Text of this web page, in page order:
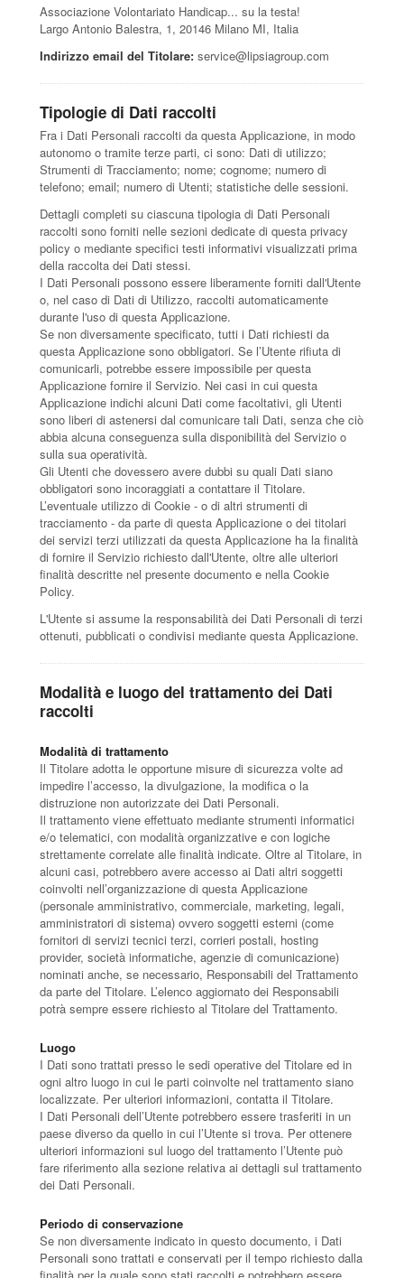
Associazione Volontariato Handicap... su la testa!
Largo Antonio Balestra, 1, 20146 Milano MI, Italia
Indirizzo email del Titolare: service@lipsiagroup.com
Tipologie di Dati raccolti
Fra i Dati Personali raccolti da questa Applicazione, in modo
autonomo o tramite terze parti, ci sono: Dati di utilizzo;
Strumenti di Tracciamento; nome; cognome; numero di
telefono; email; numero di Utenti; statistiche delle sessioni.
Dettagli completi su ciascuna tipologia di Dati Personali
raccolti sono forniti nelle sezioni dedicate di questa privacy
policy o mediante specifici testi informativi visualizzati prima
della raccolta dei Dati stessi.
I Dati Personali possono essere liberamente forniti dall'Utente
o, nel caso di Dati di Utilizzo, raccolti automaticamente
durante l'uso di questa Applicazione.
Se non diversamente specificato, tutti i Dati richiesti da
questa Applicazione sono obbligatori. Se l’Utente rifiuta di
comunicarli, potrebbe essere impossibile per questa
Applicazione fornire il Servizio. Nei casi in cui questa
Applicazione indichi alcuni Dati come facoltativi, gli Utenti
sono liberi di astenersi dal comunicare tali Dati, senza che ciò
abbia alcuna conseguenza sulla disponibilità del Servizio o
sulla sua operatività.
Gli Utenti che dovessero avere dubbi su quali Dati siano
obbligatori sono incoraggiati a contattare il Titolare.
L’eventuale utilizzo di Cookie - o di altri strumenti di
tracciamento - da parte di questa Applicazione o dei titolari
dei servizi terzi utilizzati da questa Applicazione ha la finalità
di fornire il Servizio richiesto dall'Utente, oltre alle ulteriori
finalità descritte nel presente documento e nella Cookie
Policy.
L'Utente si assume la responsabilità dei Dati Personali di terzi
ottenuti, pubblicati o condivisi mediante questa Applicazione.
Modalità e luogo del trattamento dei Dati
raccolti
Modalità di trattamento
Il Titolare adotta le opportune misure di sicurezza volte ad
impedire l’accesso, la divulgazione, la modifica o la
distruzione non autorizzate dei Dati Personali.
Il trattamento viene effettuato mediante strumenti informatici
e/o telematici, con modalità organizzative e con logiche
strettamente correlate alle finalità indicate. Oltre al Titolare, in
alcuni casi, potrebbero avere accesso ai Dati altri soggetti
coinvolti nell’organizzazione di questa Applicazione
(personale amministrativo, commerciale, marketing, legali,
amministratori di sistema) ovvero soggetti esterni (come
fornitori di servizi tecnici terzi, corrieri postali, hosting
provider, società informatiche, agenzie di comunicazione)
nominati anche, se necessario, Responsabili del Trattamento
da parte del Titolare. L’elenco aggiornato dei Responsabili
potrà sempre essere richiesto al Titolare del Trattamento.
Luogo
I Dati sono trattati presso le sedi operative del Titolare ed in
ogni altro luogo in cui le parti coinvolte nel trattamento siano
localizzate. Per ulteriori informazioni, contatta il Titolare.
I Dati Personali dell’Utente potrebbero essere trasferiti in un
paese diverso da quello in cui l’Utente si trova. Per ottenere
ulteriori informazioni sul luogo del trattamento l’Utente può
fare riferimento alla sezione relativa ai dettagli sul trattamento
dei Dati Personali.
Periodo di conservazione
Se non diversamente indicato in questo documento, i Dati
Personali sono trattati e conservati per il tempo richiesto dalla